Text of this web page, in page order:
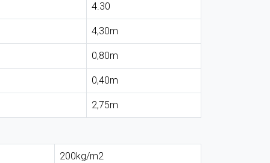
4.30
4,30m
0,80m
0,40m
2,75m
200kg/m2